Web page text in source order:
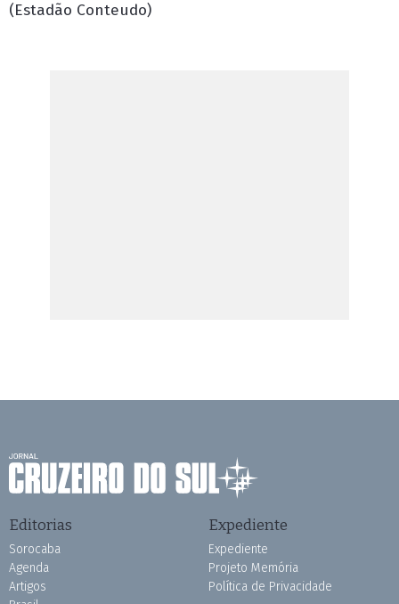
(Estadão Conteudo)
Editorias
Sorocaba
Agenda
Artigos
Expediente
Expediente
Projeto Memória
Política de Privacidade